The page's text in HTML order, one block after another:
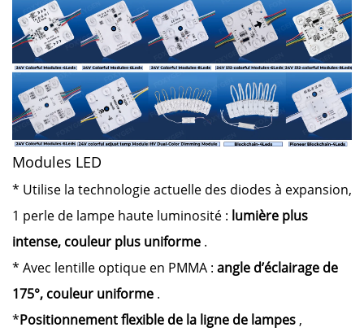
Modules LED
* Utilise la technologie actuelle des diodes à expansion,
1 perle de lampe haute luminosité : lumière plus
intense, couleur plus uniforme .
* Avec lentille optique en PMMA : angle d’éclairage de
175°, couleur uniforme .
*Positionnement flexible de la ligne de lampes ,